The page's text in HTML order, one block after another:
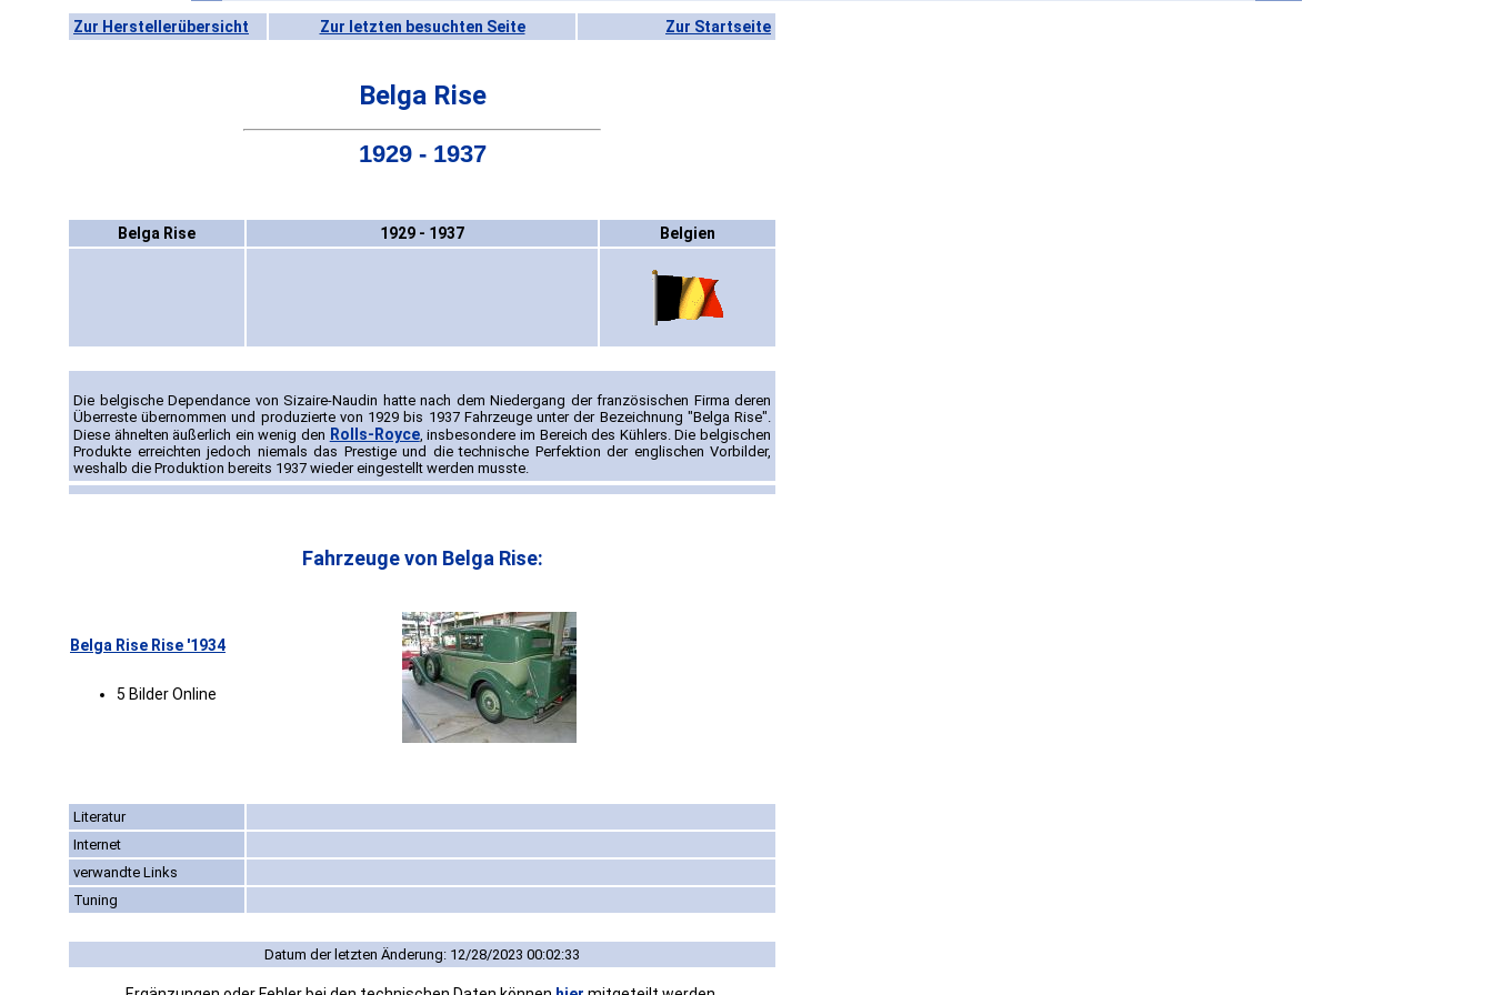
Zur Herstellerübersicht Zur letzten besuchten Seite Zur Startseite
Belga Rise
1929 - 1937
Belga Rise 1929 - 1937 Belgien
Die belgische Dependance von Sizaire-Naudin hatte nach dem Niedergang der französischen Firma deren
Überreste übernommen und produzierte von 1929 bis 1937 Fahrzeuge unter der Bezeichnung "Belga Rise".
Diese ähnelten äußerlich ein wenig den Rolls-Royce, insbesondere im Bereich des Kühlers. Die belgischen
Produkte erreichten jedoch niemals das Prestige und die technische Perfektion der englischen Vorbilder,
weshalb die Produktion bereits 1937 wieder eingestellt werden musste.
Fahrzeuge von Belga Rise:
Belga Rise Rise '1934
5 Bilder Online
Literatur
Internet
verwandte Links
Tuning
Datum der letzten Änderung: 12/28/2023 00:02:33